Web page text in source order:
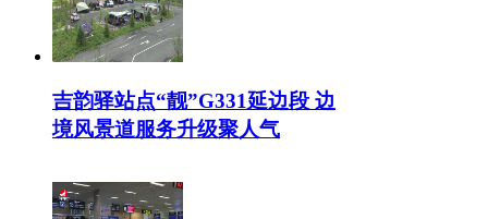
吉韵驿站点“靓”G331延边段 边
境风景道服务升级聚人气